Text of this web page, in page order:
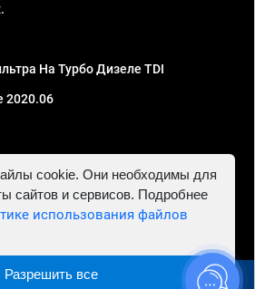
На Турбо Дизеле TDI
2020.06
ИНН 781302555843,
в Москве и МО - Автосервис
cookie. Они необходимы для
сайтов и сервисов. Подробнее
использования файлов
Разрешить все